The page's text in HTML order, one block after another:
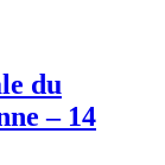
du
– 14